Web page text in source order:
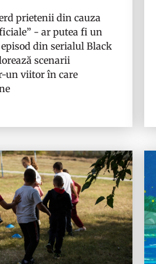
prietenii din cauza
- ar putea fi un
din serialul Black
scenarii
un viitor în care